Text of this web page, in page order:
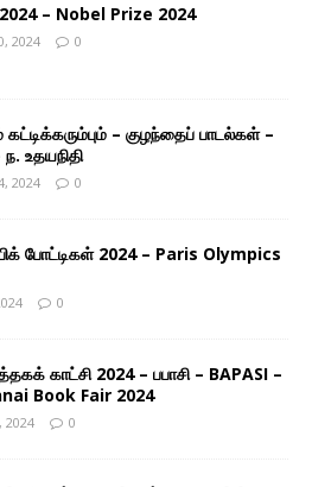
2024 – Nobel Prize 2024
2024 0
கட்டிக்கரும்பும் – குழந்தைப் பாடல்கள் –
உதயநிதி
2024 0
போட்டிகள் 2024 – Paris Olympics
0
காட்சி 2024 – பபாசி – BAPASI –
Book Fair 2024
2024 0